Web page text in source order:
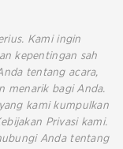
Kami ingin
kepentingan sah
tentang acara,
menarik bagi Anda.
kami kumpulkan
Privasi kami.
Anda tentang